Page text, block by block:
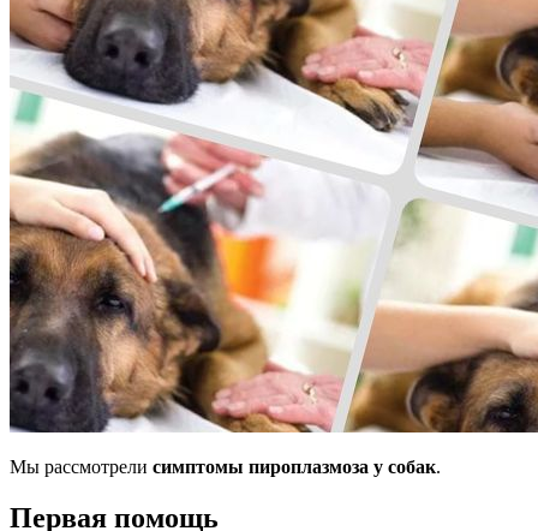
Мы рассмотрели симптомы пироплазмоза у собак.
Первая помощь